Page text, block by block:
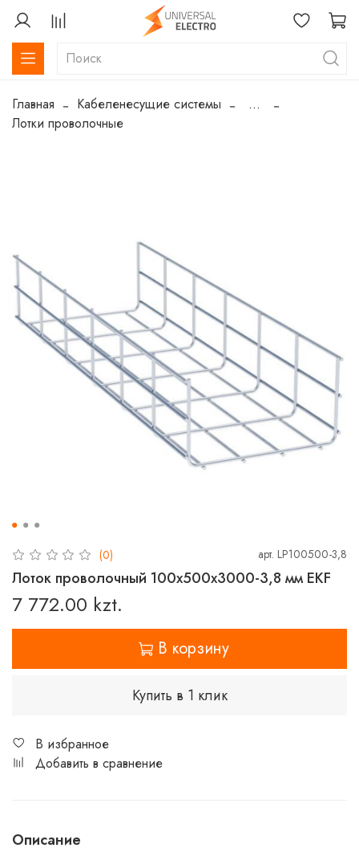
Главная Кабеленесущие системы
...
Лотки проволочные
(0) арт. LP100500-3,8
Лоток проволочный 100х500х3000-3,8 мм EKF
7 772.00 kzt.
В корзину
Купить в 1 клик
В избранное
Добавить в сравнение
Описание